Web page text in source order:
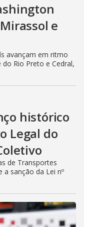
e
avançam em ritmo
Rio Preto e Cedral,
histórico
Legal do
de Transportes
sanção da Lei nº